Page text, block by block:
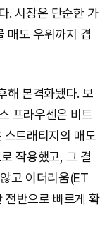
. 시장은 단순한 가
매도 우위까지 겹
해 본격화됐다. 보
프라우센은 비트
트래티지의 매도
작용했고, 그 결
고 이더리움(ET
전반으로 빠르게 확